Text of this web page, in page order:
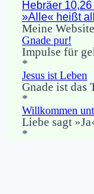
Hebräer
»Alle« heißt
Meine
Gnade pur!
Impulse für
*
Jesus ist Leben
Gnade ist das
*
Willkommen
Liebe sagt
*